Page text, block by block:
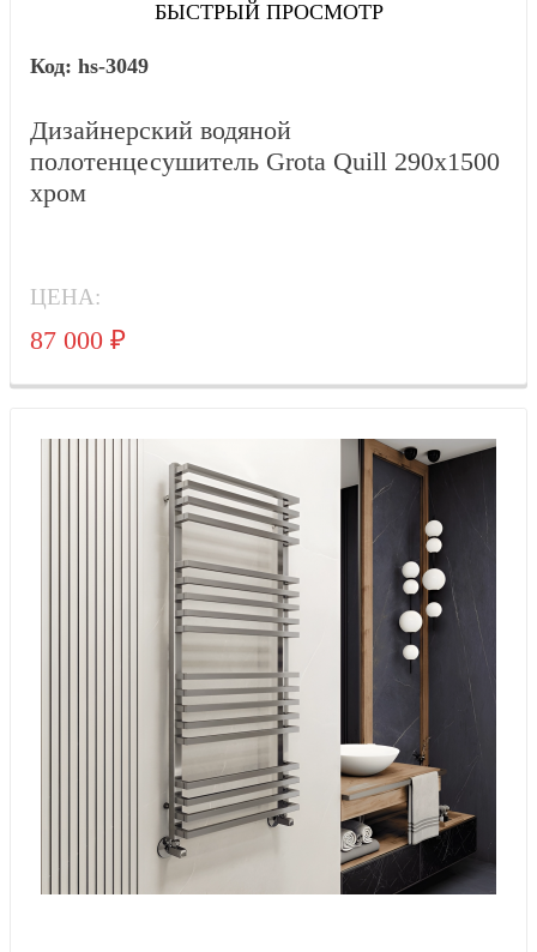
БЫСТРЫЙ ПРОСМОТР
hs-3049
Дизайнерский водяной
полотенцесушитель Grota Quill 290x1500
хром
ЦЕНА:
87 000 ₽